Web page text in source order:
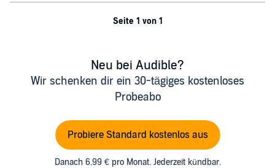
Seite 1 von 1
Neu bei Audible?
Wir schenken dir ein 30-tägiges kostenloses
Probeabo
Probiere Standard kostenlos aus
Danach 6,99 € pro Monat. Jederzeit kündbar.